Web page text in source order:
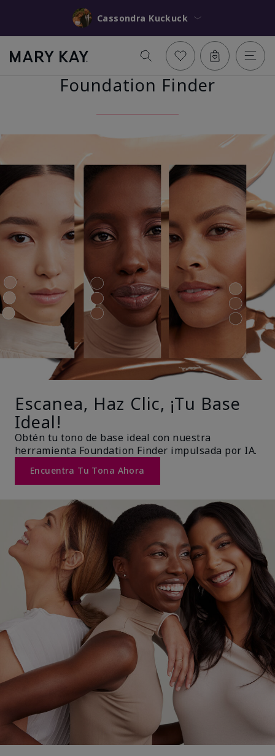
Cassondra Kuckuck
Foundation Finder
Escanea, Haz Clic, ¡Tu Base
Ideal!
Obtén tu tono de base ideal con nuestra
herramienta Foundation Finder impulsada por IA.
Encuentra Tu Tona Ahora